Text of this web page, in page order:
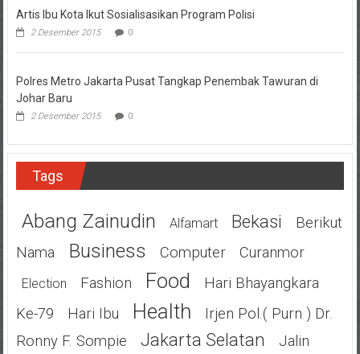
Artis Ibu Kota Ikut Sosialisasikan Program Polisi
2 Desember 2015 0
Polres Metro Jakarta Pusat Tangkap Penembak Tawuran di
Johar Baru
2 Desember 2015 0
Tags
Abang Zainudin Alfamart Bekasi
Berikut
Nama
Business Computer Curanmor
Election Fashion Food
Hari Bhayangkara
Ke-79
Hari Ibu Health
Irjen Pol.( Purn ) Dr.
Ronny F. Sompie
Jakarta Selatan
Jalin